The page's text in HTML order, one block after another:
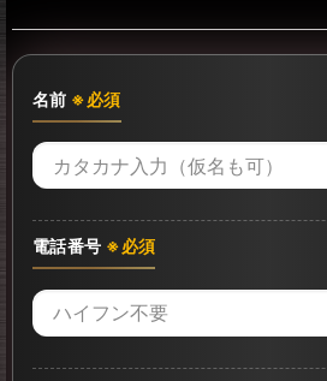
名前 ※必須
電話番号 ※必須